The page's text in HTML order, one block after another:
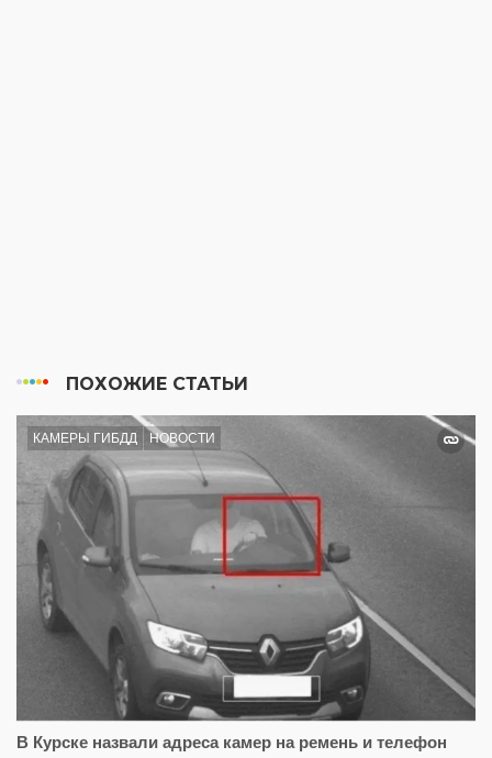
ПОХОЖИЕ СТАТЬИ
КАМЕРЫ ГИБДД НОВОСТИ
В Курске назвали адреса камер на ремень и телефон